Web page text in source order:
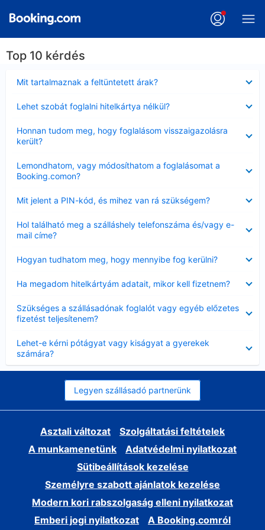
Top 10 kérdés
Mit tartalmaznak a feltüntetett árak?
Lehet szobát foglalni hitelkártya nélkül?
Honnan tudom meg, hogy foglalásom visszaigazolásra
került?
Lemondhatom, vagy módosíthatom a foglalásomat a
Booking.comon?
Mit jelent a PIN-kód, és mihez van rá szükségem?
Hol található meg a szálláshely telefonszáma és/vagy e-
mail címe?
Hogyan tudhatom meg, hogy mennyibe fog kerülni?
Ha megadom hitelkártyám adatait, mikor kell fizetnem?
Szükséges a szállásadónak foglalót vagy egyéb előzetes
fizetést teljesítenem?
Lehet-e kérni pótágyat vagy kiságyat a gyerekek
számára?
Legyen szállásadó partnerünk
Asztali változat
Szolgáltatási feltételek
A munkamenetünk
Adatvédelmi nyilatkozat
Sütibeállítások kezelése
Személyre szabott ajánlatok kezelése
Modern kori rabszolgaság elleni nyilatkozat
Emberi jogi nyilatkozat
A Booking.comról